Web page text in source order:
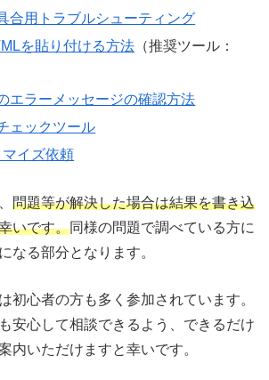
合用トラブルシューティング
を貼り付ける方法 （推奨ツール：
エラーメッセージの確認方法
ェックツール
イズ依頼
問題等が解決した場合は結果を書き込
いです。同様の問題で調べている方に
なる部分となります。
初心者の方も多く参加されています。
安心して相談できるよう、できるだけ
内いただけますと幸いです。